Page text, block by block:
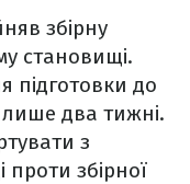
збірну
становищі.
підготовки до
два тижні.
з
проти збірної